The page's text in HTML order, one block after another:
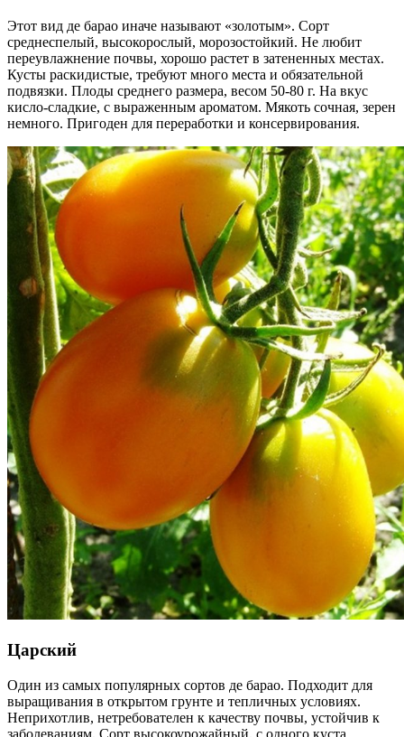
Этот вид де барао иначе называют «золотым». Сорт
среднеспелый, высокорослый, морозостойкий. Не любит
переувлажнение почвы, хорошо растет в затененных местах.
Кусты раскидистые, требуют много места и обязательной
подвязки. Плоды среднего размера, весом 50-80 г. На вкус
кисло-сладкие, с выраженным ароматом. Мякоть сочная, зерен
немного. Пригоден для переработки и консервирования.
Царский
Один из самых популярных сортов де барао. Подходит для
выращивания в открытом грунте и тепличных условиях.
Неприхотлив, нетребователен к качеству почвы, устойчив к
заболеваниям. Сорт высокоурожайный, с одного куста